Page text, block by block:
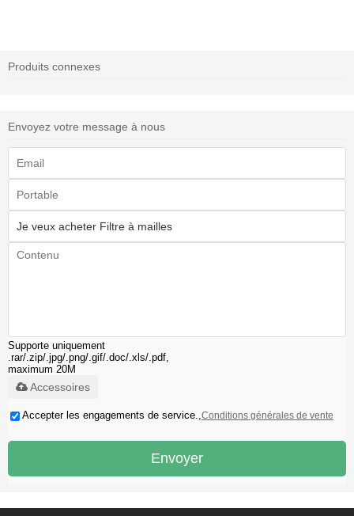
Produits connexes
Envoyez votre message à nous
Supporte uniquement
.rar/.zip/.jpg/.png/.gif/.doc/.xls/.pdf,
maximum 20M
Accessoires
Accepter les engagements de service., Conditions générales de vente
Envoyer
Téléphone:+86 021-57743953
info@bq-medical.com icarusma@bq-medical.com
Adresse détaillée:No.18,Cheye Road,Songjiang